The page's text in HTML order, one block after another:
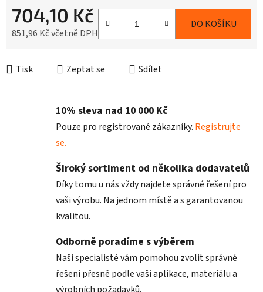
704,10 Kč
851,96 Kč včetně DPH
DO KOŠÍKU
Tisk Zeptat se Sdílet
10% sleva nad 10 000 Kč
Pouze pro registrované zákazníky. Registrujte
se.
Široký sortiment od několika dodavatelů
Díky tomu u nás vždy najdete správné řešení pro
vaši výrobu. Na jednom místě a s garantovanou
kvalitou.
Odborně poradíme s výběrem
Naši specialisté vám pomohou zvolit správné
řešení přesně podle vaší aplikace, materiálu a